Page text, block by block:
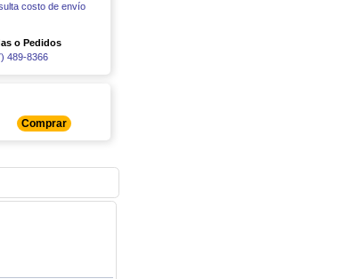
costo de envío
o Pedidos
489-8366
Comprar